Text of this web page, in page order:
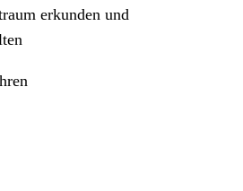
erkunden und